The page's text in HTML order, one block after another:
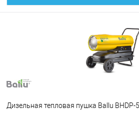
Дизельная тепловая пушка Ballu BHDP-